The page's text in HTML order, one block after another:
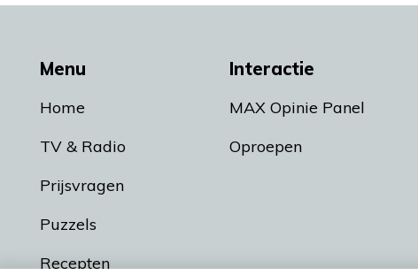
Menu
Home
TV & Radio
Prijsvragen
Puzzels
Recepten
Interactie
MAX Opinie Panel
Oproepen